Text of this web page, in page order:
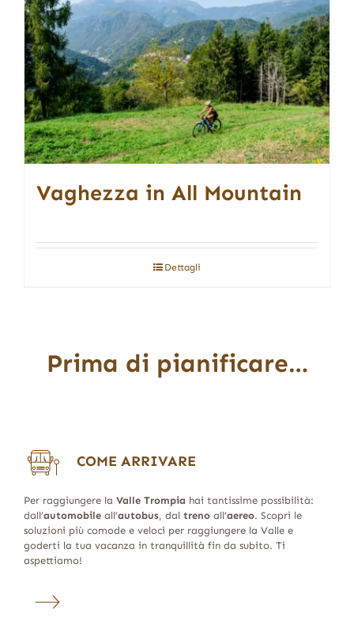
Vaghezza in All Mountain
Dettagli
Prima di pianificare…
COME ARRIVARE
Per raggiungere la Valle Trompia hai tantissime possibilità:
dall’automobileall’autobus, dal trenoall’aereo. Scopri le
soluzioni più comode e veloci per raggiungere la Valle e
goderti la tua vacanza in tranquillità fin da subito. Ti
aspettiamo!